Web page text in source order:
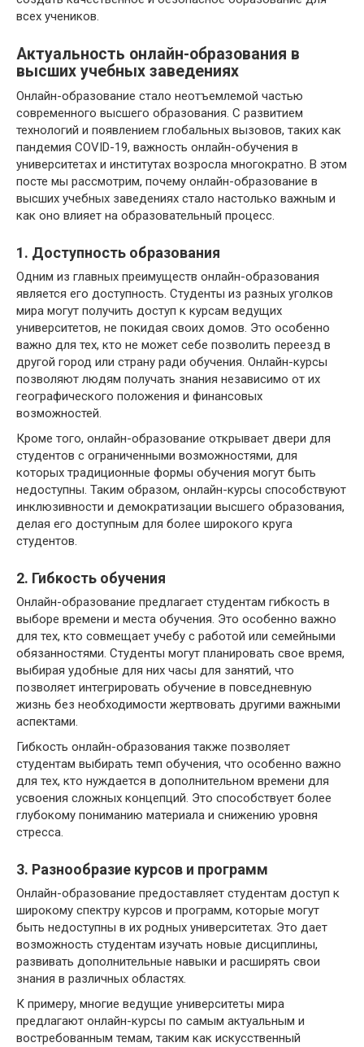
всех учеников.
Актуальность онлайн-образования в
высших учебных заведениях
Онлайн-образование стало неотъемлемой частью
современного высшего образования. С развитием
технологий и появлением глобальных вызовов, таких как
пандемия COVID-19, важность онлайн-обучения в
университетах и институтах возросла многократно. В этом
посте мы рассмотрим, почему онлайн-образование в
высших учебных заведениях стало настолько важным и
как оно влияет на образовательный процесс.
1. Доступность образования
Одним из главных преимуществ онлайн-образования
является его доступность. Студенты из разных уголков
мира могут получить доступ к курсам ведущих
университетов, не покидая своих домов. Это особенно
важно для тех, кто не может себе позволить переезд в
другой город или страну ради обучения. Онлайн-курсы
позволяют людям получать знания независимо от их
географического положения и финансовых
возможностей.
Кроме того, онлайн-образование открывает двери для
студентов с ограниченными возможностями, для
которых традиционные формы обучения могут быть
недоступны. Таким образом, онлайн-курсы способствуют
инклюзивности и демократизации высшего образования,
делая его доступным для более широкого круга
студентов.
2. Гибкость обучения
Онлайн-образование предлагает студентам гибкость в
выборе времени и места обучения. Это особенно важно
для тех, кто совмещает учебу с работой или семейными
обязанностями. Студенты могут планировать свое время,
выбирая удобные для них часы для занятий, что
позволяет интегрировать обучение в повседневную
жизнь без необходимости жертвовать другими важными
аспектами.
Гибкость онлайн-образования также позволяет
студентам выбирать темп обучения, что особенно важно
для тех, кто нуждается в дополнительном времени для
усвоения сложных концепций. Это способствует более
глубокому пониманию материала и снижению уровня
стресса.
3. Разнообразие курсов и программ
Онлайн-образование предоставляет студентам доступ к
широкому спектру курсов и программ, которые могут
быть недоступны в их родных университетах. Это дает
возможность студентам изучать новые дисциплины,
развивать дополнительные навыки и расширять свои
знания в различных областях.
К примеру, многие ведущие университеты мира
предлагают онлайн-курсы по самым актуальным и
востребованным темам, таким как искусственный